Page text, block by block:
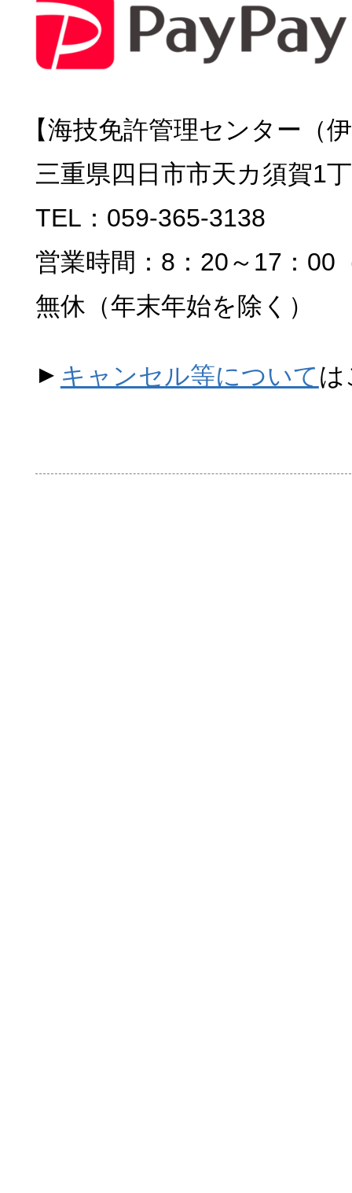
【海技免許管理センター（
三重県四日市市天カ須賀1
TEL：059-365-3138
営業時間：8：20～17：
無休（年末年始を除く）
▲ キャンセル等については